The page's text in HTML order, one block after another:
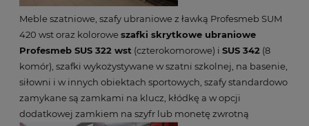
Meble szatniowe, szafy ubraniowe z ławką Profesmeb SUM
420 wst oraz koloroweszafki skrytkowe ubraniowe
Profesmeb SUS 322 wst (czterokomorowe) i SUS 342 (8
komór), szafki wykożystywane w szatni szkolnej, na basenie,
siłowni i w innych obiektach sportowych, szafy standardowo
zamykane są zamkami na klucz, kłódkę a w opcji
dodatkowej zamkiem na szyfr lub monetę zwrotną